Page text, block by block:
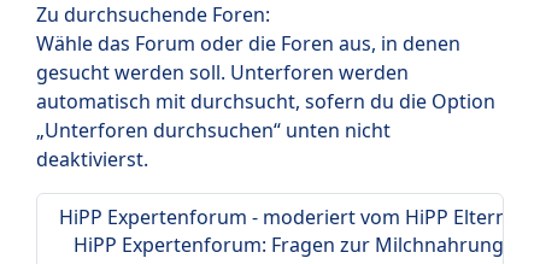
Zu durchsuchende Foren:
Wähle das Forum oder die Foren aus, in denen
gesucht werden soll. Unterforen werden
automatisch mit durchsucht, sofern du die Option
„Unterforen durchsuchen“ unten nicht
deaktivierst.